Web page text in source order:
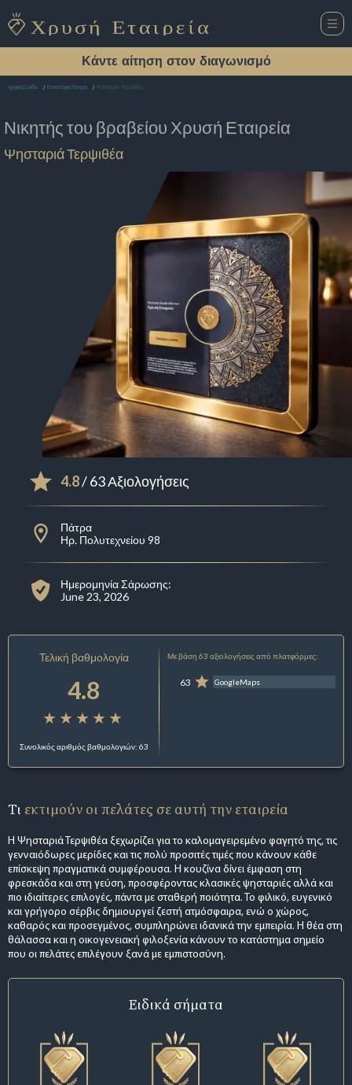
Κάντε αίτηση στον διαγωνισμό
Αρχική Σελίδα Εστιατόριο Πατρα Ψησταριά Τερψιθέα
Νικητής του βραβείου Χρυσή Εταιρεία
Ψησταριά Τερψιθέα
4.8/ 63 Αξιολογήσεις
Πάτρα
Ηρ. Πολυτεχνείου 98
Ημερομηνία Σάρωσης:
June 23, 2026
Τελική βαθμολογία
4.8
Συνολικός αριθμός βαθμολογιών: 63
Με βάση 63 αξιολογήσεις από πλατφόρμες:
63 GoogleMaps
Τι εκτιμούν οι πελάτες σε αυτή την εταιρεία
Η Ψησταριά Τερψιθέα ξεχωρίζει για το καλομαγειρεμένο φαγητό της, τις
γενναιόδωρες μερίδες και τις πολύ προσιτές τιμές που κάνουν κάθε
επίσκεψη πραγματικά συμφέρουσα. Η κουζίνα δίνει έμφαση στη
φρεσκάδα και στη γεύση, προσφέροντας κλασικές ψησταριές αλλά και
πιο ιδιαίτερες επιλογές, πάντα με σταθερή ποιότητα. Το φιλικό, ευγενικό
και γρήγορο σέρβις δημιουργεί ζεστή ατμόσφαιρα, ενώ ο χώρος,
καθαρός και προσεγμένος, συμπληρώνει ιδανικά την εμπειρία. Η θέα στη
θάλασσα και η οικογενειακή φιλοξενία κάνουν το κατάστημα σημείο
που οι πελάτες επιλέγουν ξανά με εμπιστοσύνη.
Ειδικά σήματα